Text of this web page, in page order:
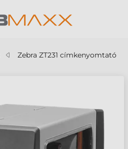
Zebra ZT231 címkenyomtató